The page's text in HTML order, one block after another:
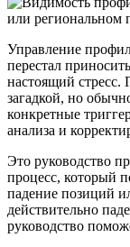
Управление
перестал
настоящий стресс.
загадкой, но
конкретные
анализа и
Это руководство
процесс, который
падение позиций
действительно
руководство